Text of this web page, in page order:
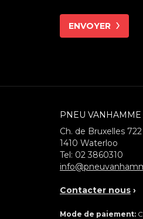
ENVOYER
PNEU VANHAMME
Ch. de Bruxelles
1410 Waterloo
Tel: 02 3860310
Contacter nous ›
Mode de paiement: